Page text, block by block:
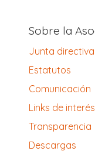
Sobre la
Junta directiva
Estatutos
Comunicación
Links de interés
Transparencia
Descargas